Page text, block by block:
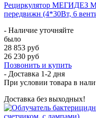
Рециркулятор МЕГИДЕЗ
передвижн (4*30Вт, 6
- Наличие уточняйте
было
28 853 руб
26 230 руб
Позвонить и купить
- Доставка 1-2 дня
При условии товара в
Доставка без выходных!